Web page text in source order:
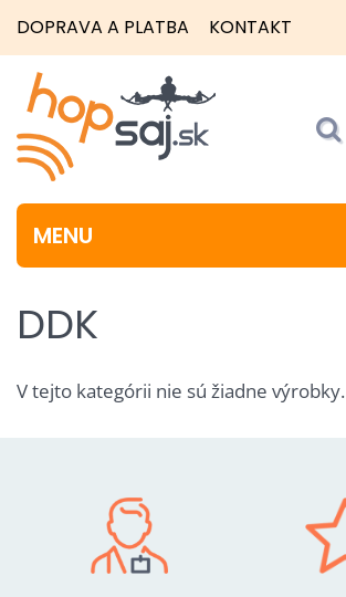
DOPRAVA A PLATBA KONTAKT
MENU
DDK
V tejto kategórii nie sú žiadne výrobky.